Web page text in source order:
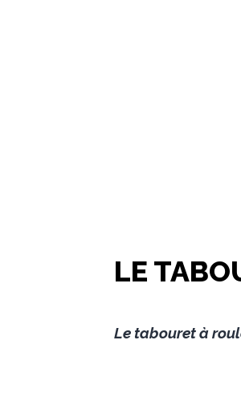
LE
Le tabouret à